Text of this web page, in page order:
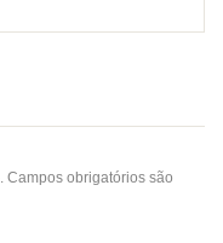
Campos obrigatórios são